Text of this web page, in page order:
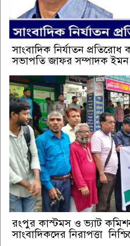
সাংবাদিক নির্যাতন প্রতিরোধ
সভাপতি জাফর সম্পাদক ইমন
রংপুর কাস্টমস ও ভ্যাট
সাংবাদিকদের নিরাপত্তা